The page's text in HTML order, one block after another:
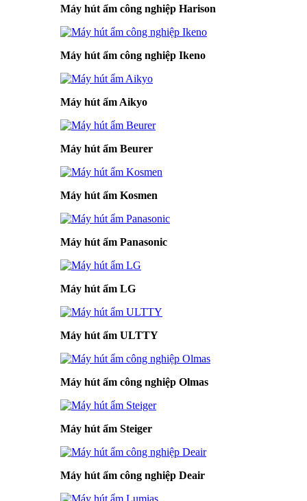
Máy hút ẩm công nghiệp Harison
Máy hút ẩm công nghiệp Ikeno
Máy hút ẩm Aikyo
Máy hút ẩm Beurer
Máy hút ẩm Kosmen
Máy hút ẩm Panasonic
Máy hút ẩm LG
Máy hút ẩm ULTTY
Máy hút ẩm công nghiệp Olmas
Máy hút ẩm Steiger
Máy hút ẩm công nghiệp Deair